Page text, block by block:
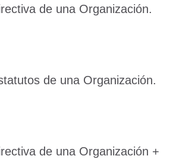
de una Organización.
de una Organización.
de una Organización +